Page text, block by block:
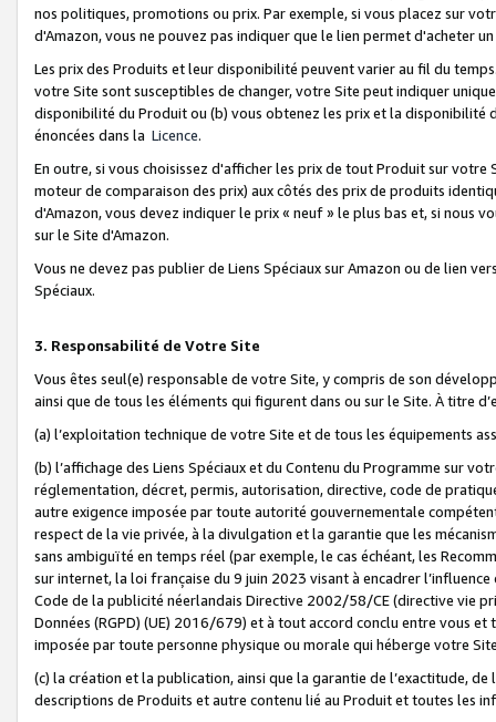
nos politiques, promotions ou prix. Par exemple, si vous placez sur
d'Amazon, vous ne pouvez pas indiquer que le lien permet d'acheter
Les prix des Produits et leur disponibilité peuvent varier au fil du
votre Site sont susceptibles de changer, votre Site peut indiquer
disponibilité du Produit ou (b) vous obtenez les prix et la disponibilité
énoncées dans la Licence.
En outre, si vous choisissez d'afficher les prix de tout Produit sur
moteur de comparaison des prix) aux côtés des prix de produits
d'Amazon, vous devez indiquer le prix « neuf » le plus bas et, si nous
sur le Site d'Amazon.
Vous ne devez pas publier de Liens Spéciaux sur Amazon ou de lien
Spéciaux.
3. Responsabilité de Votre Site
Vous êtes seul(e) responsable de votre Site, y compris de son
ainsi que de tous les éléments qui figurent dans ou sur le Site. À titre
(a) l’exploitation technique de votre Site et de tous les équipements
(b) l’affichage des Liens Spéciaux et du Contenu du Programme sur
réglementation, décret, permis, autorisation, directive, code de
autre exigence imposée par toute autorité gouvernementale
respect de la vie privée, à la divulgation et la garantie que les
sans ambiguïté en temps réel (par exemple, le cas échéant, les
sur internet, la loi française du 9 juin 2023 visant à encadrer
Code de la publicité néerlandais Directive 2002/58/CE (directive vie
Données (RGPD) (UE) 2016/679) et à tout accord conclu entre vous
imposée par toute personne physique ou morale qui héberge votre
(c) la création et la publication, ainsi que la garantie de l’exactitude,
descriptions de Produits et autre contenu lié au Produit et toutes les